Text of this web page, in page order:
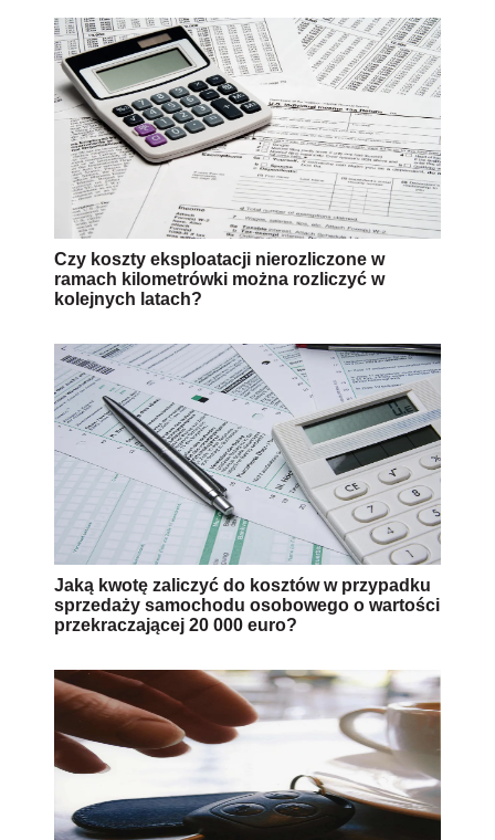
Czy koszty eksploatacji nierozliczone w
ramach kilometrówki można rozliczyć w
kolejnych latach?
Jaką kwotę zaliczyć do kosztów w przypadku
sprzedaży samochodu osobowego o wartości
przekraczającej 20 000 euro?